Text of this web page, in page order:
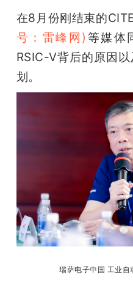
课
活
动
GAIR
专
在8月份刚结束的
号：雷峰网) 等媒体
RSIC-V背后的原因
划。
瑞萨电子中国 工业自